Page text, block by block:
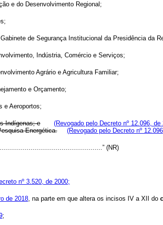
e do Desenvolvimento Regional;
de Segurança Institucional da Presidência da
Indústria, Comércio e Serviços;
Agrário e Agricultura Familiar;
e Orçamento;
e Aeroportos;
Indígenas; e
(Revogado pelo Decreto nº 12.096, de
Energética.
(Revogado pelo Decreto nº
(NR)
nº 3.520, de 2000;
de 2018, na parte em que altera os incisos IV a XII do
;